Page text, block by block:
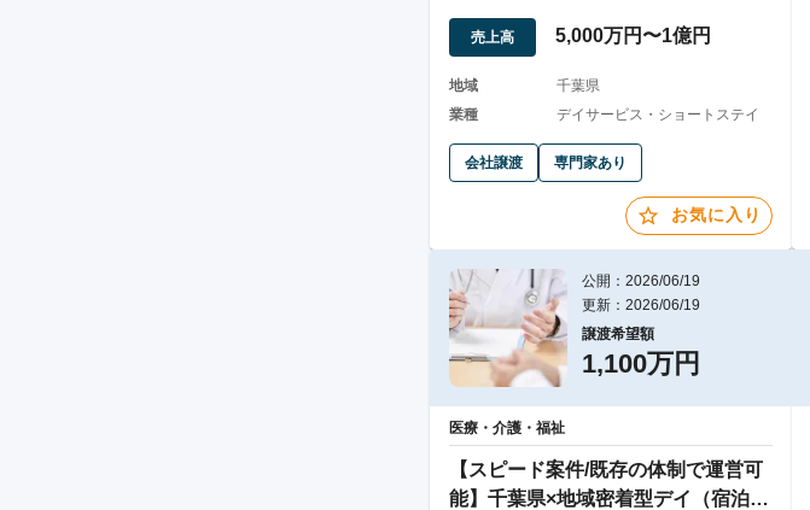
売上高 5,000万円〜1億円
地域
千葉県
業種
デイサービス・ショートステイ
会社譲渡 専門家あり
お気に入り
公開：2026/06/19
更新：2026/06/19
譲渡希望額
1,100万円
医療・介護・福祉
【スピード案件/既存の体制で運営可
能】千葉県×地域密着型デイ（宿泊サ